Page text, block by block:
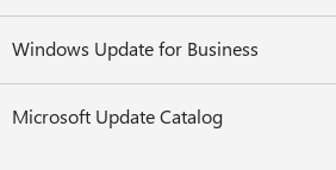
Windows Update for Business
Microsoft Update Catalog